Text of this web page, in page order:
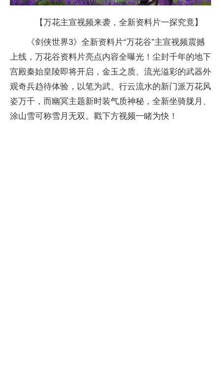
【万花主宣视频来袭，全新资料片一探究竟】
《剑侠世界3》全新资料片“万花谷”主宣视频震撼
上线，万花谷资料片亮点内容全曝光！尘封千年的地下
宫殿秦始皇陵即将开启，金玉之质、流光溢彩的武器外
观奇兵趋待体验，以笔为武、行云流水的新门派万花风
姿万千，而幽冥主题新时装气质神秘，全新坐骑胧月、
涂山雪可称雪月无双。戳下方视频一睹为快！